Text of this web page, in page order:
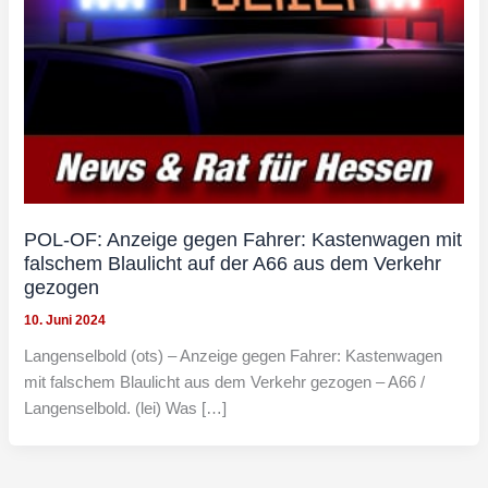
POL-OF: Anzeige gegen Fahrer: Kastenwagen mit
falschem Blaulicht auf der A66 aus dem Verkehr
gezogen
10. Juni 2024
Langenselbold (ots) – Anzeige gegen Fahrer: Kastenwagen
mit falschem Blaulicht aus dem Verkehr gezogen – A66 /
Langenselbold. (lei) Was […]